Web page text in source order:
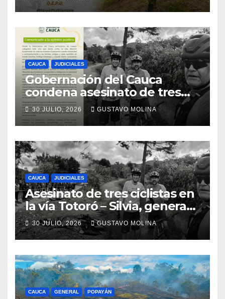
CAUCA JUDICIALES
Gobernación del Cauca
condena asesinato de tres
ciudadanos y exige medidas
urgentes al Gobierno
Nacional
30 JULIO, 2026 GUSTAVO MOLINA
CAUCA JUDICIALES
Asesinato de tres ciclistas en
la vía Totoró – Silvia, genera
consternación en el Cauca
30 JULIO, 2026 GUSTAVO MOLINA
CAUCA GENERAL POPAYÁN